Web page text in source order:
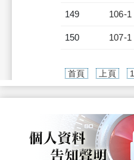
149 106-1
150 107-1
首頁 上頁 1